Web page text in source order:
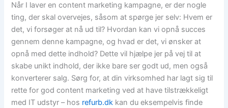
Når I laver en content marketing kampagne, er der nogle
ting, der skal overvejes, såsom at spørge jer selv: Hvem er
det, vi forsøger at nå ud til? Hvordan kan vi opnå succes
gennem denne kampagne, og hvad er det, vi ønsker at
opnå med dette indhold? Dette vil hjælpe jer på vej til at
skabe unikt indhold, der ikke bare ser godt ud, men også
konverterer salg. Sørg for, at din virksomhed har lagt sig til
rette for god content marketing ved at have tilstrækkeligt
med IT udstyr – hos refurb.dk kan du eksempelvis finde